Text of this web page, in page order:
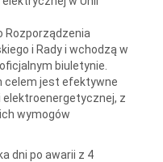
Rozporządzenia
i Rady i wchodzą w
biuletynie.
celem jest efektywne
z
wymogów
dni po awarii z 4